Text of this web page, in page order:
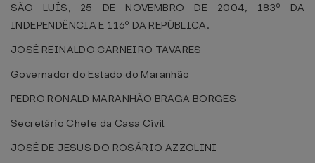
SÃO LUÍS, 25 DE NOVEMBRO DE 2004, 183º DA
INDEPENDÊNCIA E 116º DA REPÚBLICA.
JOSÉ REINALDO CARNEIRO TAVARES
Governador do Estado do Maranhão
PEDRO RONALD MARANHÃO BRAGA BORGES
Secretário Chefe da Casa Civil
JOSÉ DE JESUS DO ROSÁRIO AZZOLINI